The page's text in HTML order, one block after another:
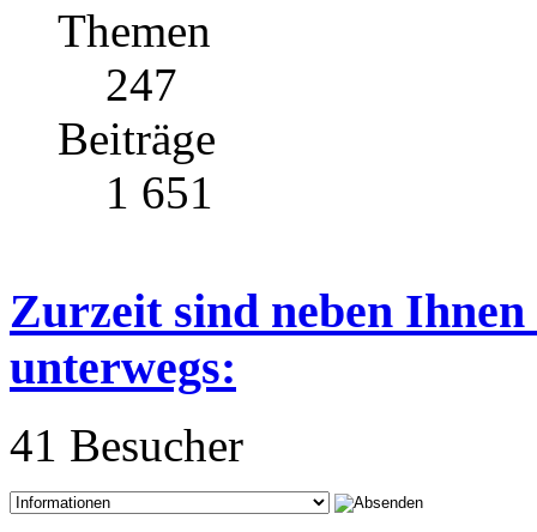
Themen
247
Beiträge
1 651
Zurzeit sind neben
unterwegs:
41 Besucher